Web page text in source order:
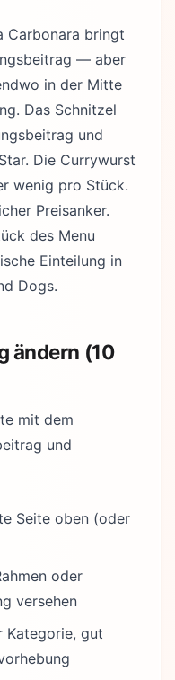
Carbonara bringt
— aber
in der Mitte
Das Schnitzel
und
Die Currywurst
wenig pro Stück.
Preisanker.
des Menu
Einteilung in
Dogs.
ändern (10
mit dem
und
Seite oben (oder
oder
versehen
Kategorie, gut